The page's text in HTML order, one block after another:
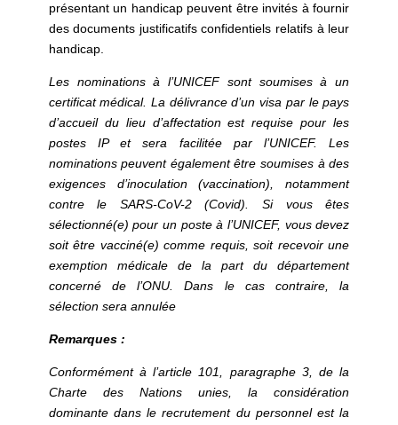
présentant un handicap peuvent être invités à fournir
des documents justificatifs confidentiels relatifs à leur
handicap.
Les nominations à l’UNICEF sont soumises à un
certificat médical. La délivrance d’un visa par le pays
d’accueil du lieu d’affectation est requise pour les
postes IP et sera facilitée par l’UNICEF. Les
nominations peuvent également être soumises à des
exigences d’inoculation (vaccination), notamment
contre le SARS-CoV-2 (Covid). Si vous êtes
sélectionné(e) pour un poste à l’UNICEF, vous devez
soit être vacciné(e) comme requis, soit recevoir une
exemption médicale de la part du département
concerné de l’ONU. Dans le cas contraire, la
sélection sera annulée
Remarques :
Conformément à l’article 101, paragraphe 3, de la
Charte des Nations unies, la considération
dominante dans le recrutement du personnel est la